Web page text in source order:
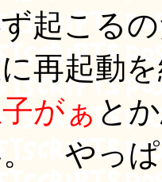
ず起こる
再起動
がぁ と
やっ